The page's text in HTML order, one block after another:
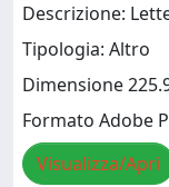
Descrizione:
Tipologia: Altro
Dimensione
Formato Adobe
Visualizza/Apri